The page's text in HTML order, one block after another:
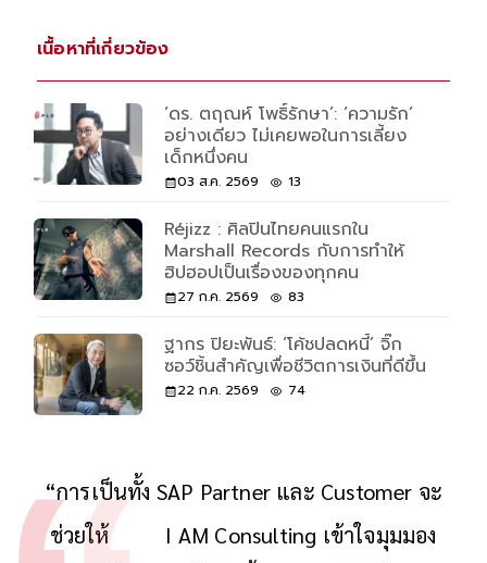
เนื้อหาที่เกี่ยวข้อง
‘ดร. ตฤณห์ โพธิ์รักษา’: ‘ความรัก’
อย่างเดียว ไม่เคยพอในการเลี้ยง
เด็กหนึ่งคน
03 ส.ค. 2569 13
Réjizz : ศิลปินไทยคนแรกใน
Marshall Records กับการทำให้
ฮิปฮอปเป็นเรื่องของทุกคน
27 ก.ค. 2569 83
ฐากร ปิยะพันธ์: ‘โค้ชปลดหนี้’ จิ๊ก
ซอว์ชิ้นสำคัญเพื่อชีวิตการเงินที่ดีขึ้น
22 ก.ค. 2569 74
“การเป็นทั้ง SAP Partner และ Customer จะ
ช่วยให้ I AM Consulting เข้าใจมุมมอง